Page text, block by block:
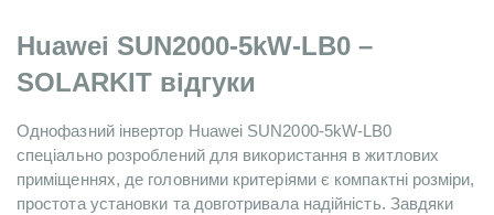
Huawei SUN2000-5kW-LB0 –
SOLARKIT відгуки
Однофазний інвертор Huawei SUN2000-5kW-LB0
спеціально розроблений для використання в житлових
приміщеннях, де головними критеріями є компактні розміри,
простота установки та довготривала надійність. Завдяки